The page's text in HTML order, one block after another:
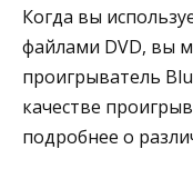
Когда вы
файлами DVD, вы
проигрыватель
качестве
подробнее о